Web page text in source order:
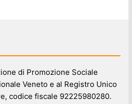
di Promozione Sociale
Veneto e al Registro Unico
codice fiscale 92225980280.